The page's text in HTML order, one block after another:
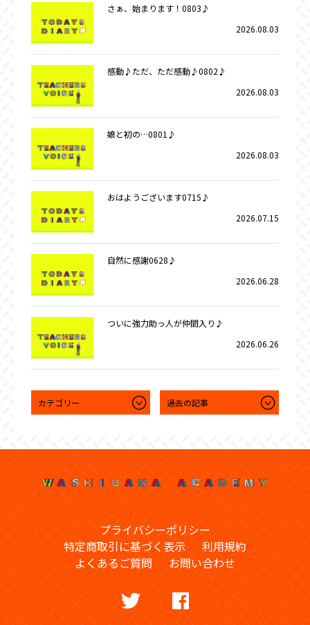
さぁ、始まります！0803♪
2026.08.03
感動♪ただ、ただ感動♪0802♪
2026.08.03
娘と初の…0801♪
2026.08.03
おはようございます0715♪
2026.07.15
自然に感謝0628♪
2026.06.28
ついに強力助っ人が仲間入り♪
2026.06.26
プライバシーポリシー
特定商取引に基づく表示
利用規約
よくあるご質問
お問い合わせ